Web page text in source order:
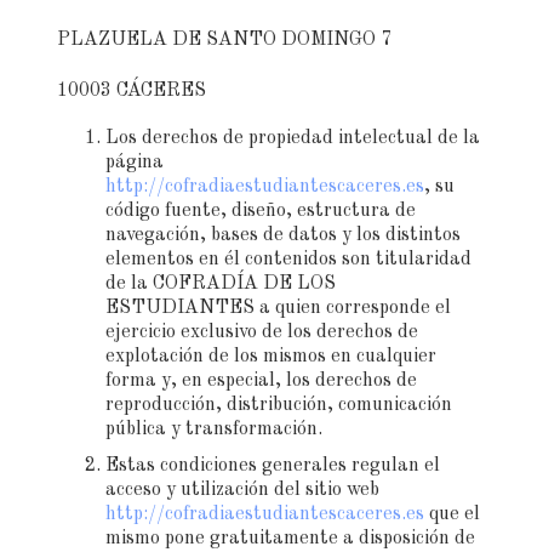
PLAZUELA DE SANTO DOMINGO 7
10003 CÁCERES
Los derechos de propiedad intelectual de la
página
http://cofradiaestudiantescaceres.es, su
código fuente, diseño, estructura de
navegación, bases de datos y los distintos
elementos en él contenidos son titularidad
de la COFRADÍA DE LOS
ESTUDIANTES a quien corresponde el
ejercicio exclusivo de los derechos de
explotación de los mismos en cualquier
forma y, en especial, los derechos de
reproducción, distribución, comunicación
pública y transformación.
Estas condiciones generales regulan el
acceso y utilización del sitio web
http://cofradiaestudiantescaceres.es que el
mismo pone gratuitamente a disposición de